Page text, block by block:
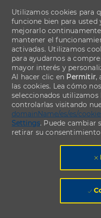
Utilizamos cookies para
funcione bien para usted
mejorarlo
mantener el
activadas. Utilizamos
para ayudarnos a
mayor interés y
Al hacer clic en Permitir,
las cookies. Lea cómo
seleccionados
controlarlas visitando
domainName/es/es/
Settings. Puede cambiar
retirar su